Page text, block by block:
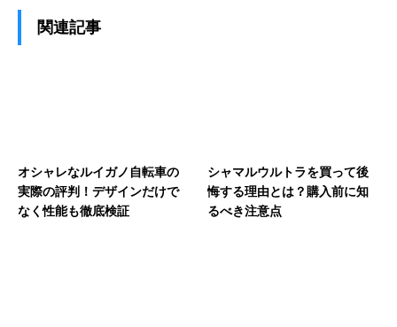
関連記事
オシャレなルイガノ自転車の
実際の評判！デザインだけで
なく性能も徹底検証
シャマルウルトラを買って後
悔する理由とは？購入前に知
るべき注意点